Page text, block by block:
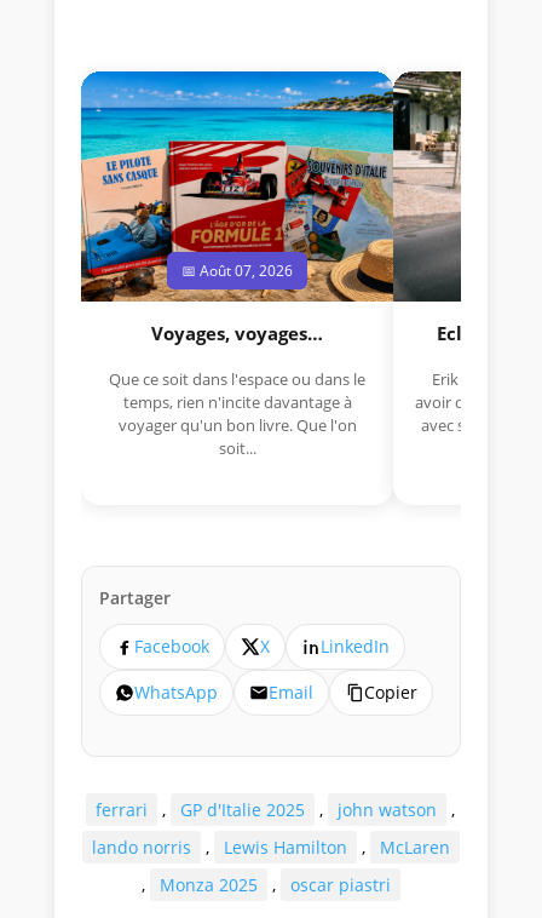
📅 Août 07, 2026
Voyages, voyages…
Que ce soit dans l'espace ou dans le
temps, rien n'incite davantage à
voyager qu'un bon livre. Que l'on
soit...
Eclectica
Erik Comas,
avoir déjà
avec sa Lancia
Partager
Facebook X
LinkedIn
WhatsApp
Email Copier
ferrari , GP d'Italie 2025 , john watson
,
lando norris
, Lewis Hamilton ,
McLaren
,
Monza 2025 , oscar piastri